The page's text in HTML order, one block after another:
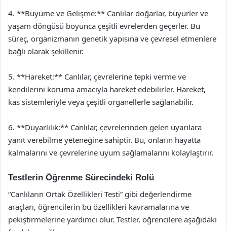
4. **Büyüme ve Gelişme:** Canlılar doğarlar, büyürler ve
yaşam döngüsü boyunca çeşitli evrelerden geçerler. Bu
süreç, organizmanın genetik yapısına ve çevresel etmenlere
bağlı olarak şekillenir.
5. **Hareket:** Canlılar, çevrelerine tepki verme ve
kendilerini koruma amacıyla hareket edebilirler. Hareket,
kas sistemleriyle veya çeşitli organellerle sağlanabilir.
6. **Duyarlılık:** Canlılar, çevrelerinden gelen uyarılara
yanıt verebilme yeteneğine sahiptir. Bu, onların hayatta
kalmalarını ve çevrelerine uyum sağlamalarını kolaylaştırır.
Testlerin Öğrenme Sürecindeki Rolü
“Canlıların Ortak Özellikleri Testi” gibi değerlendirme
araçları, öğrencilerin bu özellikleri kavramalarına ve
pekiştirmelerine yardımcı olur. Testler, öğrencilere aşağıdaki